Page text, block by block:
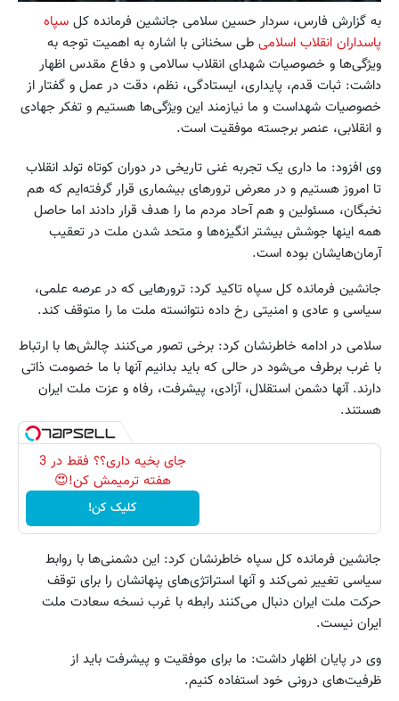
به گزارش فارس، سردار حسین سلامی جانشین فرمانده کل سپاه
پاسداران انقلاب اسلامی طی سخنانی با اشاره به اهمیت توجه به
ویژ‌گی‌ها و خصوصیات شهدای انقلاب سالامی و دفاع مقدس اظهار
داشت: ثبات قدم، پایداری، ایستادگی، نظم، دقت در عمل و گفتار از
خصوصیات شهداست و ما نیازمند این ویژگی‌ها هستیم و تفکر جهادی
و انقلابی، عنصر برجسته موفقیت است.
وی افزود: ما داری یک تجربه غنی تاریخی در دوران کوتاه تولد انقلاب
تا امروز هستیم و در معرض ترورهای بیشماری قرار گرفته‌ایم که هم
نخبگان، مسئولین و هم آحاد مردم ما را هدف قرار دادند اما حاصل
همه اینها جوشش بیشتر انگیزه‌ها و متحد شدن ملت در تعقیب
آرمان‌هایشان بوده است.
جانشین فرمانده کل سپاه تاکید کرد: ترورهایی که در عرصه علمی،
سیاسی و عادی و امنیتی رخ داده نتوانسته ملت ما را متوقف کند.
سلامی در ادامه خاطرنشان کرد: برخی تصور می‌کنند چالش‌ها با ارتباط
با غرب برطرف می‌شود در حالی که باید بدانیم آنها با ما خصومت ذاتی
دارند. آنها دشمن استقلال، آزادی، پیشرفت، رفاه و عزت ملت ایران
هستند.
جای بخیه داری؟؟ فقط در 3
هفته ترمیمش کن!😍
کلیک کن!
جانشین فرمانده کل سپاه خاطرنشان کرد: این دشمنی‌ها با روابط
سیاسی تغییر نمی‌کند و آنها استراتژی‌های پنهانشان را برای توقف
حرکت ملت ایران دنبال می‌کنند رابطه با غرب نسخه سعادت ملت
ایران نیست.
وی در پایان اظهار داشت: ما برای موفقیت و پیشرفت باید از
ظرفیت‌های درونی خود استفاده کنیم.